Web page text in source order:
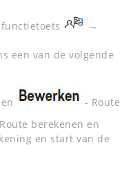
→
een van de volgende
- Route
berekenen en
en start van de